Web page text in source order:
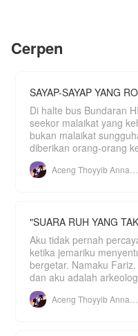
masuk
jauh
telah
bisa
menuju
rahasia
Cerpen
SAYAP-SAYAP YANG
Di halte bus Bundaran
seekor malaikat yang
bukan malaikat
diberikan orang-orang
"SUARA RUH YANG
Aku tidak pernah
ketika jemariku
bergetar. Namaku Fariz. Usiaku tiga puluh lima tahun,
dan aku adalah